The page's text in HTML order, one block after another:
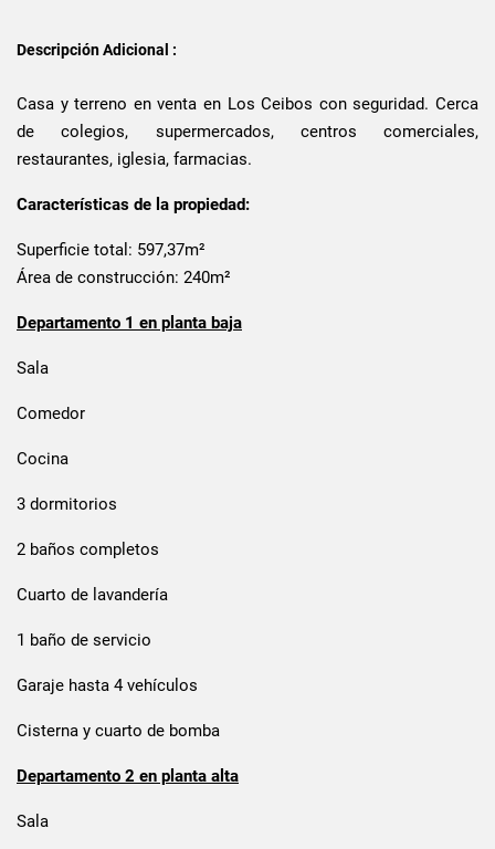
Descripción Adicional :
Casa y terreno en venta en Los Ceibos con seguridad. Cerca
de colegios, supermercados, centros comerciales,
restaurantes, iglesia, farmacias.
Características de la propiedad:
Superficie total: 597,37m²
Área de construcción: 240m²
Departamento 1 en planta baja
Sala
Comedor
Cocina
3 dormitorios
2 baños completos
Cuarto de lavandería
1 baño de servicio
Garaje hasta 4 vehículos
Cisterna y cuarto de bomba
Departamento 2 en planta alta
Sala